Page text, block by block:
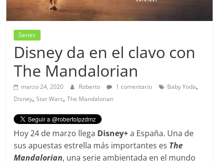
Series
Disney da en el clavo con
The Mandalorian
marzo 24, 2020 Roberto 1 comentario Baby Yoda,
Disney,Star Wars,The Mandalorian
Hoy 24 de marzo llega Disney+a España. Una de
sus apuestas estrella más importantes es The
Mandalorian, una serie ambientada en el mundo